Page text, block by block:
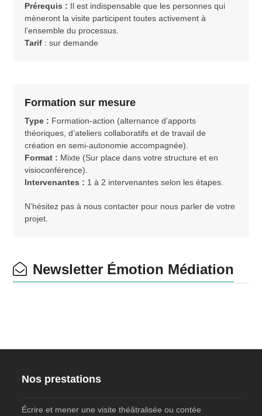
Prérequis : Il est indispensable que les personnes qui
mèneront la visite participent toutes activement à
l’ensemble du processus.
Tarif : sur demande
Formation sur mesure
Type : Formation-action (alternance d’apports
théoriques, d’ateliers collaboratifs et de travail de
création en semi-autonomie accompagnée).
Format : Mixte (Sur place dans votre structure et en
visioconférence).
Intervenantes : 1 à 2 intervenantes selon les étapes.
N’hésitez pas à nous contacter pour nous parler de votre
projet.
Newsletter Émotion Médiation
Nos prestations
Écrire et mener une visite théâtralisée ou contée